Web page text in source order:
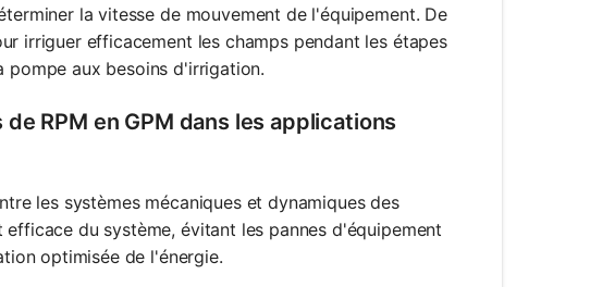
la vitesse de mouvement de l'équipement. De
irriguer efficacement les champs pendant les étapes
pompe aux besoins d'irrigation.
RPM en GPM dans les applications
les systèmes mécaniques et dynamiques des
du système, évitant les pannes d'équipement
optimisée de l'énergie.